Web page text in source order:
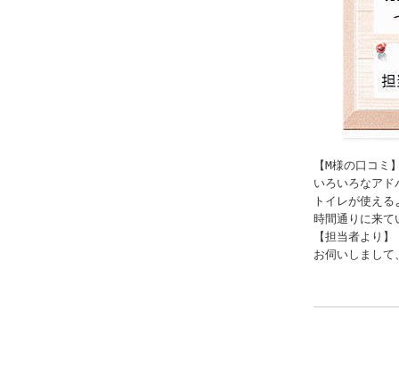
【M様の口コミ
いろいろなア
トイレが使え
時間通りに来て
【担当者より】
お伺いしまし